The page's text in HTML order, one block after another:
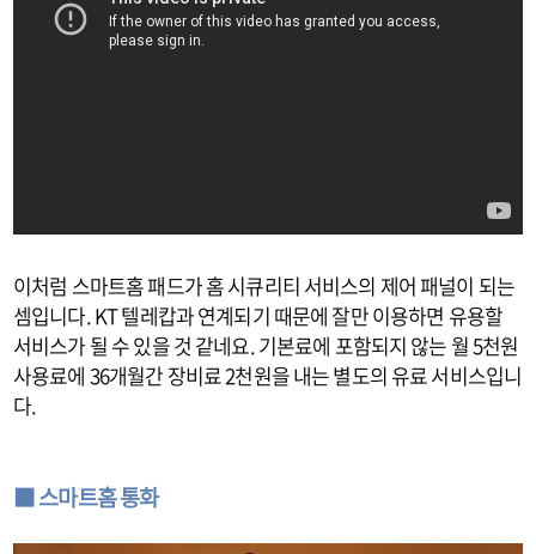
이처럼 스마트홈 패드가 홈 시큐리티 서비스의 제어 패널이 되는
셈입니다. KT 텔레캅과 연계되기 때문에 잘만 이용하면 유용할
서비스가 될 수 있을 것 같네요. 기본료에 포함되지 않는 월 5천원
사용료에 36개월간 장비료 2천원을 내는 별도의 유료 서비스입니
다.
■ 스마트홈 통화